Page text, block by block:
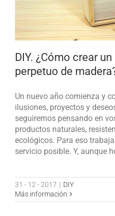
DIY. ¿Cómo crear
perpetuo de
Un nuevo año comienza y
ilusiones, proyectos y
seguiremos pensando en
productos naturales,
ecológicos. Para eso
servicio posible. Y, aunque
31 - 12 - 2017 | DIY
Más información